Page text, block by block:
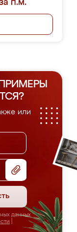
п.м.
или
данных